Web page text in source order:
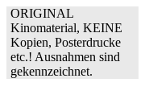
ORIGINAL
Kinomaterial, KEINE
Kopien, Posterdrucke
etc.! Ausnahmen sind
gekennzeichnet.